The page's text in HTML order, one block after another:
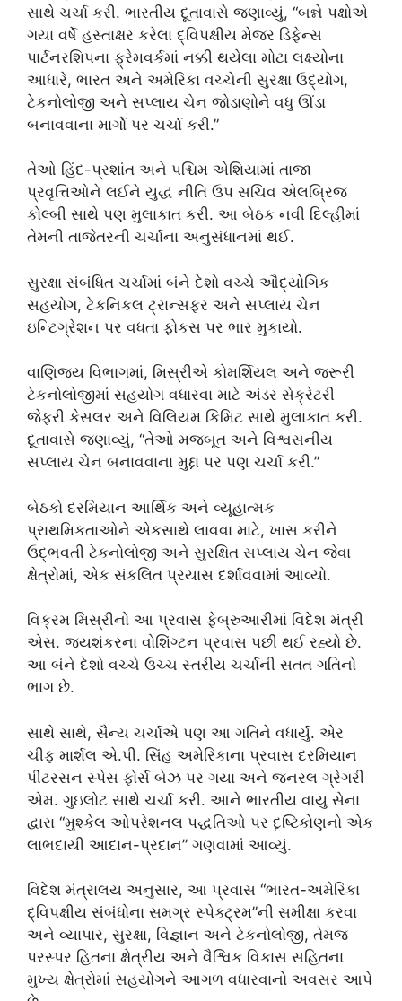
સાથે ચર્ચા કરી. ભારતીય દૂતાવાસે જણાવ્યું, “બન્ને પક્ષોએ
ગયા વર્ષે હસ્તાક્ષર કરેલા દ્વિપક્ષીય મેજર ડિફેન્સ
પાર્ટનરશિપના ફ્રેમવર્કમાં નક્કી થયેલા મોટા લક્ષ્યોના
આધારે, ભારત અને અમેરિકા વચ્ચેની સુરક્ષા ઉદ્યોગ,
ટેકનોલોજી અને સપ્લાય ચેન જોડાણોને વધુ ઊંડા
બનાવવાના માર્ગો પર ચર્ચા કરી.”
તેઓ હિંદ-પ્રશાંત અને પશ્ચિમ એશિયામાં તાજા
પ્રવૃત્તિઓને લઈને યુદ્ધ નીતિ ઉપ સચિવ એલબ્રિજ
કોલ્બી સાથે પણ મુલાકાત કરી. આ બેઠક નવી દિલ્હીમાં
તેમની તાજેતરની ચર્ચાના અનુસંધાનમાં થઈ.
સુરક્ષા સંબંધિત ચર્ચામાં બંને દેશો વચ્ચે ઔદ્યોગિક
સહયોગ, ટેકનિકલ ટ્રાન્સફર અને સપ્લાય ચેન
ઇન્ટિગ્રેશન પર વધતા ફોકસ પર ભાર મુકાયો.
વાણિજ્ય વિભાગમાં, મિસ્રીએ કોમર્શિયલ અને જરૂરી
ટેકનોલોજીમાં સહયોગ વધારવા માટે અંડર સેક્રેટરી
જેફરી કેસલર અને વિલિયમ કિમિટ સાથે મુલાકાત કરી.
દૂતાવાસે જણાવ્યું, “તેઓ મજબૂત અને વિશ્વસનીય
સપ્લાય ચેન બનાવવાના મુદ્દા પર પણ ચર્ચા કરી.”
બેઠકો દરમિયાન આર્થિક અને વ્યૂહાત્મક
પ્રાથમિકતાઓને એકસાથે લાવવા માટે, ખાસ કરીને
ઉદ્ભવતી ટેકનોલોજી અને સુરક્ષિત સપ્લાય ચેન જેવા
ક્ષેત્રોમાં, એક સંકલિત પ્રયાસ દર્શાવવામાં આવ્યો.
વિક્રમ મિસ્રીનો આ પ્રવાસ ફેબ્રુઆરીમાં વિદેશ મંત્રી
એસ. જયશંકરના વોશિંગ્ટન પ્રવાસ પછી થઈ રહ્યો છે.
આ બંને દેશો વચ્ચે ઉચ્ચ સ્તરીય ચર્ચાની સતત ગતિનો
ભાગ છે.
સાથે સાથે, સૈન્ય ચર્ચાએ પણ આ ગતિને વધાર્યું. એર
ચીફ માર્શલ એ.પી. સિંહ અમેરિકાના પ્રવાસ દરમિયાન
પીટરસન સ્પેસ ફોર્સ બેઝ પર ગયા અને જનરલ ગ્રેગરી
એમ. ગુઇલોટ સાથે ચર્ચા કરી. આને ભારતીય વાયુ સેના
દ્વારા “મુશ્કેલ ઓપરેશનલ પદ્ધતિઓ પર દૃષ્ટિકોણનો એક
લાભદાયી આદાન-પ્રદાન” ગણવામાં આવ્યું.
વિદેશ મંત્રાલય અનુસાર, આ પ્રવાસ “ભારત-અમેરિકા
દ્વિપક્ષીય સંબંધોના સમગ્ર સ્પેક્ટ્રમ”ની સમીક્ષા કરવા
અને વ્યાપાર, સુરક્ષા, વિજ્ઞાન અને ટેકનોલોજી, તેમજ
પરસ્પર હિતના ક્ષેત્રીય અને વૈશ્વિક વિકાસ સહિતના
મુખ્ય ક્ષેત્રોમાં સહયોગને આગળ વધારવાનો અવસર આપે